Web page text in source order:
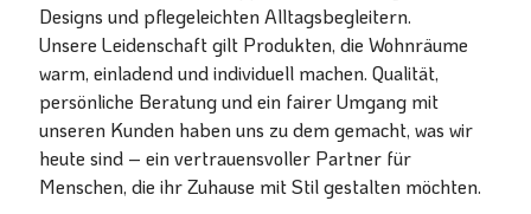
Designs und pflegeleichten Alltagsbegleitern.
Unsere Leidenschaft gilt Produkten, die Wohnräume
warm, einladend und individuell machen. Qualität,
persönliche Beratung und ein fairer Umgang mit
unseren Kunden haben uns zu dem gemacht, was wir
heute sind – ein vertrauensvoller Partner für
Menschen, die ihr Zuhause mit Stil gestalten möchten.